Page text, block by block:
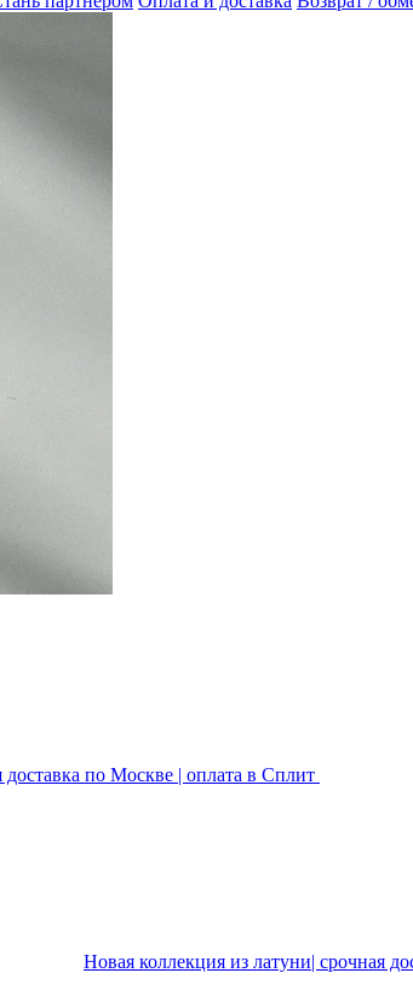
по Москве | оплата в Сплит
Новая коллекция из латуни| срочная